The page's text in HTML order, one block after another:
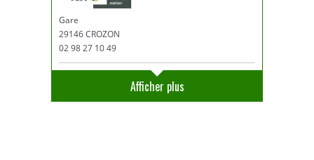
Gare
29146 CROZON
02 98 27 10 49
Afficher plus